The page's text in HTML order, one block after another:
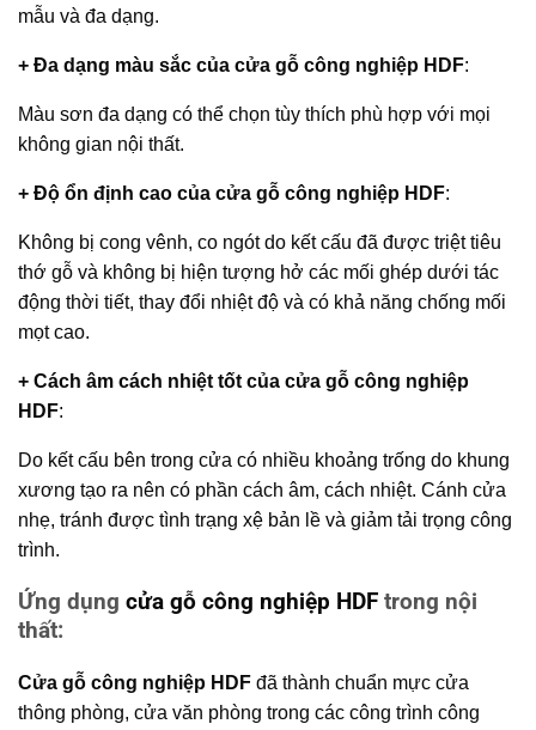
mẫu và đa dạng.
+ Đa dạng màu sắc của cửa gỗ công nghiệp HDF:
Màu sơn đa dạng có thể chọn tùy thích phù hợp với mọi
không gian nội thất.
+ Độ ổn định cao của cửa gỗ công nghiệp HDF:
Không bị cong vênh, co ngót do kết cấu đã được triệt tiêu
thớ gỗ và không bị hiện tượng hở các mối ghép dưới tác
động thời tiết, thay đổi nhiệt độ và có khả năng chống mối
mọt cao.
+ Cách âm cách nhiệt tốt của cửa gỗ công nghiệp
HDF:
Do kết cấu bên trong cửa có nhiều khoảng trống do khung
xương tạo ra nên có phần cách âm, cách nhiệt. Cánh cửa
nhẹ, tránh được tình trạng xệ bản lề và giảm tải trọng công
trình.
Ứng dụng cửa gỗ công nghiệp HDF trong nội
thất:
Cửa gỗ công nghiệp HDF đã thành chuẩn mực cửa
thông phòng, cửa văn phòng trong các công trình công